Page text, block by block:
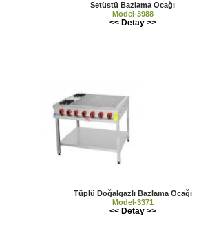
Setüstü Bazlama Ocağı
Model-3988
<< Detay >>
Tüplü Doğalgazlı Bazlama Ocağı
Model-3371
<< Detay >>